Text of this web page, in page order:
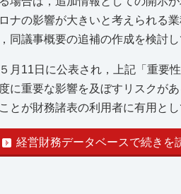
ナの影響が大きいと考えられる
同議事概要の追補の作成を検討
月11日に公表され，上記「重要
に重要な影響を及ぼすリスクが
とが財務諸表の利用者に有用と
経営財務データベースで続きを